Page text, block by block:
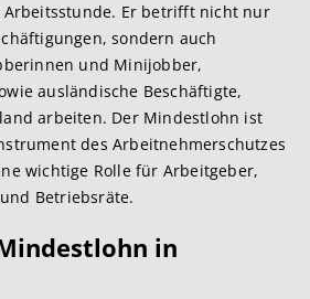
Er betrifft nicht nur
sondern auch
und Minijobber,
ausländische Beschäftigte,
arbeiten. Der Mindestlohn ist
des Arbeitnehmerschutzes
wichtige Rolle für Arbeitgeber,
Betriebsräte.
in